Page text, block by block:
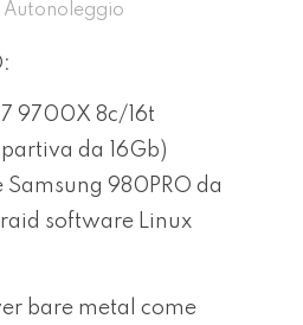
7 9700X 8c/16t
da 16Gb)
980PRO da
software Linux
bare metal come